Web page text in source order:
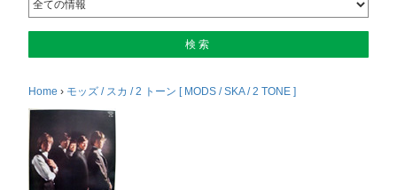
Home › モッズ / スカ / 2 トーン [ MODS / SKA / 2 TONE ]